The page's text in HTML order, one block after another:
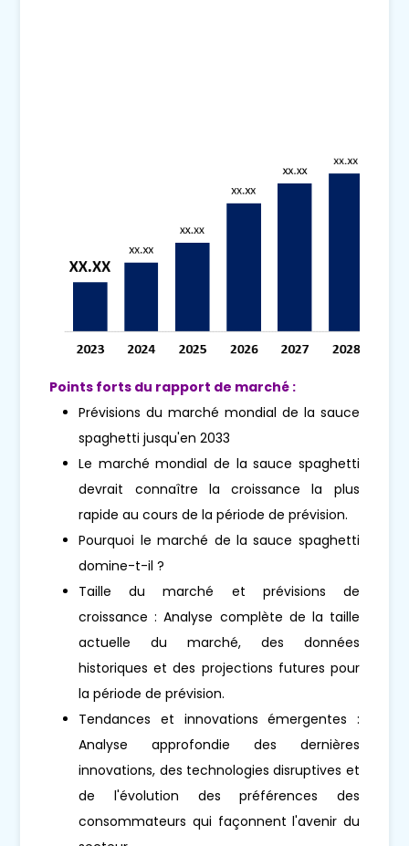
Points forts du rapport de marché :
Prévisions du marché mondial de la sauce
spaghetti jusqu'en 2033
Le marché mondial de la sauce spaghetti
devrait connaître la croissance la plus
rapide au cours de la période de prévision.
Pourquoi le marché de la sauce spaghetti
domine-t-il ?
Taille du marché et prévisions de
croissance : Analyse complète de la taille
actuelle du marché, des données
historiques et des projections futures pour
la période de prévision.
Tendances et innovations émergentes :
Analyse approfondie des dernières
innovations, des technologies disruptives et
de l'évolution des préférences des
consommateurs qui façonnent l'avenir du